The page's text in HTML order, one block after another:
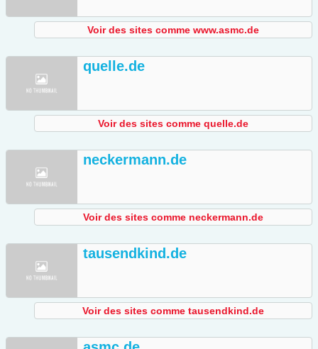
Voir des sites comme www.asmc.de
quelle.de
Voir des sites comme quelle.de
neckermann.de
Voir des sites comme neckermann.de
tausendkind.de
Voir des sites comme tausendkind.de